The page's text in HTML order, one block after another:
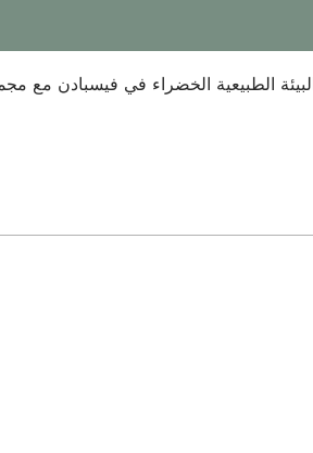
الطبيعية الخضراء في فيسبادن